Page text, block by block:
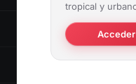
tropical y
Acceder